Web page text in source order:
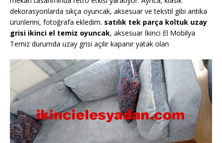
dekorasyonlarda sıkça oyuncak, aksesuar ve tekstil gibi antika
ürünlerini, fotoğrafa ekledim. satılık tek parça koltuk uzay
grisi ikinci el temiz oyuncak, aksesuar İkinci El Mobilya
Temiz durumda uzay grisi açılır kapanır yatak olan